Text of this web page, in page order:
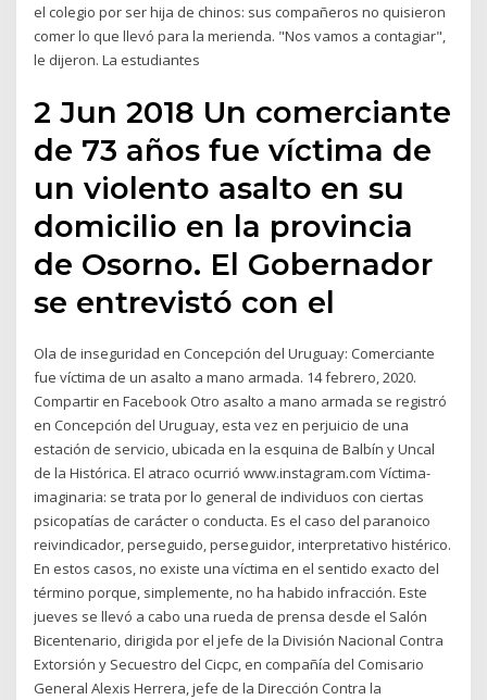
el colegio por ser hija de chinos: sus compañeros no quisieron
comer lo que llevó para la merienda. "Nos vamos a contagiar",
le dijeron. La estudiantes
2 Jun 2018 Un comerciante
de 73 años fue víctima de
un violento asalto en su
domicilio en la provincia
de Osorno. El Gobernador
se entrevistó con el
Ola de inseguridad en Concepción del Uruguay: Comerciante
fue víctima de un asalto a mano armada. 14 febrero, 2020.
Compartir en Facebook Otro asalto a mano armada se registró
en Concepción del Uruguay, esta vez en perjuicio de una
estación de servicio, ubicada en la esquina de Balbín y Uncal
de la Histórica. El atraco ocurrió www.instagram.com Víctima-
imaginaria: se trata por lo general de individuos con ciertas
psicopatías de carácter o conducta. Es el caso del paranoico
reivindicador, perseguido, perseguidor, interpretativo histérico.
En estos casos, no existe una víctima en el sentido exacto del
término porque, simplemente, no ha habido infracción. Este
jueves se llevó a cabo una rueda de prensa desde el Salón
Bicentenario, dirigida por el jefe de la División Nacional Contra
Extorsión y Secuestro del Cicpc, en compañía del Comisario
General Alexis Herrera, jefe de la Dirección Contra la